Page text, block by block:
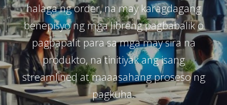
halaga ng order, na may karagdagang
benepisyo ng mga libreng pagbabalik o
pagpapalit para sa mga may sira na
produkto, na tinitiyak ang isang
streamlined at maaasahang proseso ng
pagkuha.